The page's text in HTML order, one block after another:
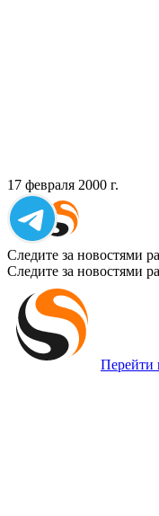
17 февраля 2000 г.
Следите за новостями
Следите за новостями
Перейти